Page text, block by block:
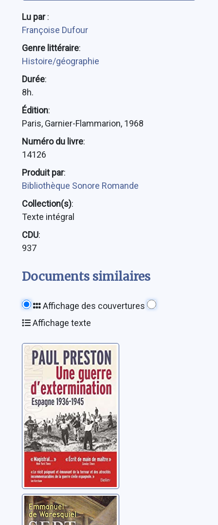
Lu par:
Françoise Dufour
Genre littéraire:
Histoire/géographie
Durée:
8h.
Édition:
Paris, Garnier-Flammarion, 1968
Numéro du livre:
14126
Produit par:
Bibliothèque Sonore Romande
Collection(s):
Texte intégral
CDU:
937
Documents similaires
Affichage des couvertures
Affichage texte
Une guerre
d'extermination:
Espagne 1936-
1945
Preston, Paul
Sept jours: 17-23
juin 1789